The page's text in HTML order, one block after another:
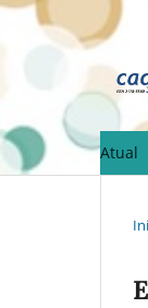
Atual